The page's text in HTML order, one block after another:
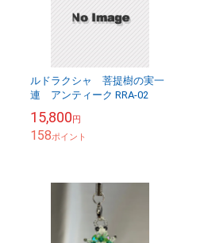
ルドラクシャ 菩提樹の実一
連 アンティーク RRA-02
15,800円
158ポイント